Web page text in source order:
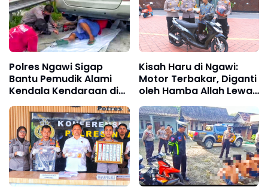
Polres Ngawi Sigap
Bantu Pemudik Alami
Kendala Kendaraan di
Exit Tol Ngawi
Kisah Haru di Ngawi:
Motor Terbakar, Diganti
oleh Hamba Allah Lewat
Polres